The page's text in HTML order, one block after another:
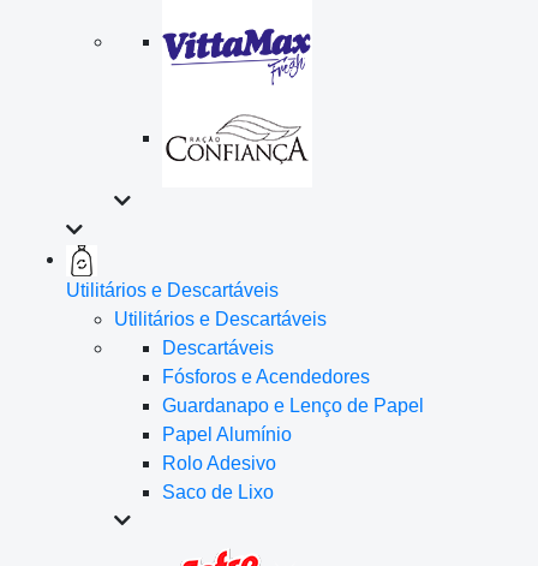
Utilitários e Descartáveis
Utilitários e Descartáveis
Descartáveis
Fósforos e Acendedores
Guardanapo e Lenço de Papel
Papel Alumínio
Rolo Adesivo
Saco de Lixo